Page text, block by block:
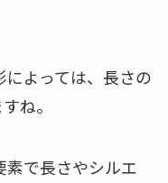
よっては、長さの
ね。
で長さやシルエ